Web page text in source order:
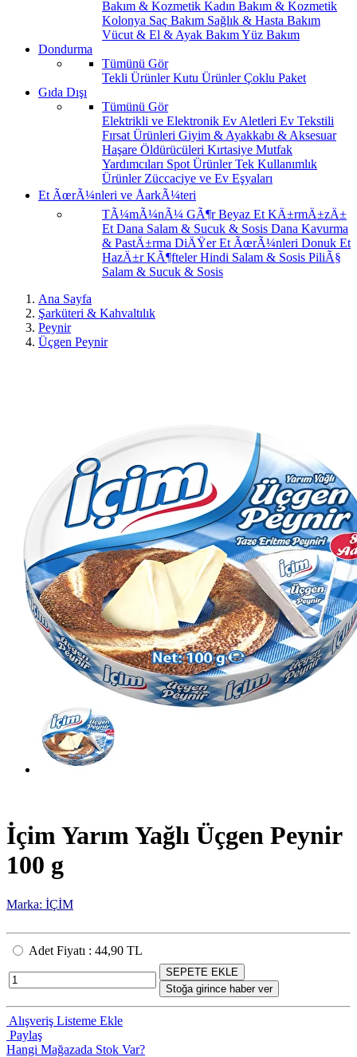
Bakım & Kozmetik Kadın Bakım & Kozmetik
Kolonya Saç Bakım Sağlık & Hasta Bakım
Vücut & El & Ayak BakımYüz Bakım
Dondurma
Tümünü Gör
Tekli ÜrünlerKutu ÜrünlerÇoklu Paket
Gıda Dışı
Tümünü Gör
Elektrikli ve Elektronik Ev Aletleri Ev Tekstili
Fırsat Ürünleri Giyim & Ayakkabı & Aksesuar
Haşare Öldürücüleri Kırtasiye Mutfak
Yardımcıları Spot ÜrünlerTek Kullanımlık
Ürünler Züccaciye ve Ev Eşyaları
Et ÃœrÃ¼nleri ve ÅarkÃ¼teri
TÃ¼mÃ¼nÃ¼ GÃ¶rBeyaz Et KÄ±rmÄ±zÄ±
Et Dana Salam & Sucuk & Sosis Dana Kavurma
& PastÄ±rma DiÄŸer Et ÃœrÃ¼nleri Donuk Et
HazÄ±r KÃ¶ftelerHindi Salam & Sosis PiliÃ§
Salam & Sucuk & Sosis
Ana Sayfa
Şarküteri & Kahvaltılık
Peynir
Üçgen Peynir
İçim Yarım Yağlı Üçgen Peynir
100 g
Marka: İÇİM
Adet Fiyatı : 44,90 TL
SEPETE EKLE
Stoğa girince haber ver
Alışveriş Listeme Ekle
Paylaş
Hangi Mağazada Stok Var?